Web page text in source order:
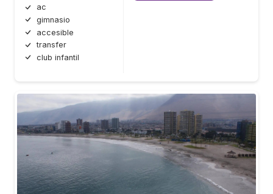
ac
gimnasio
accesible
transfer
club infantil